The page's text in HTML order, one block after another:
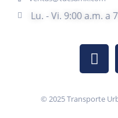
Lu. - Vi. 9:00 a.m. a
© 2025 Transporte